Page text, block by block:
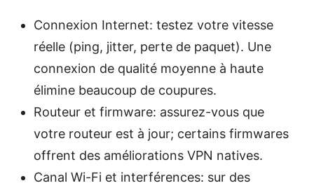
Connexion Internet: testez votre vitesse
réelle (ping, jitter, perte de paquet). Une
connexion de qualité moyenne à haute
élimine beaucoup de coupures.
Routeur et firmware: assurez-vous que
votre routeur est à jour; certains firmwares
offrent des améliorations VPN natives.
Canal Wi-Fi et interférences: sur des